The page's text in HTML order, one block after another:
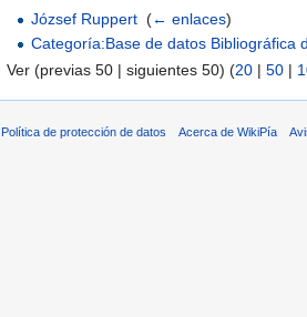
József Ruppert (← enlaces)
Categoría:Base de datos Bibliográfica
Ver (previas 50 | siguientes 50) (20 | 50 |
Política de protección de datos Acerca de WikiPía